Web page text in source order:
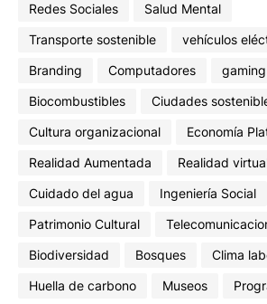
Redes Sociales
Salud Mental
Transporte sostenible
vehículos
Branding
Computadores
gaming
Biocombustibles
Ciudades
Cultura organizacional
Economía
Realidad Aumentada
Realidad
Cuidado del agua
Ingeniería Social
Patrimonio Cultural
Biodiversidad
Bosques Clima
Huella de carbono
Museos